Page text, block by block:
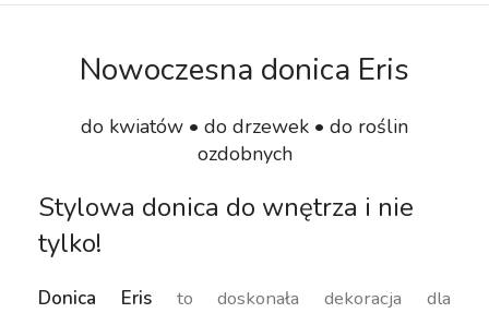
Nowoczesna donica Eris
do kwiatów • do drzewek • do roślin
ozdobnych
Stylowa donica do wnętrza i nie
tylko!
Donica Eris to doskonała dekoracja dla